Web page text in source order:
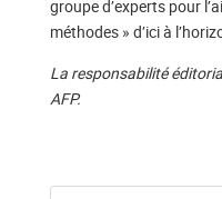
groupe d’experts pour
méthodes » d’ici à
La responsabilité
AFP.